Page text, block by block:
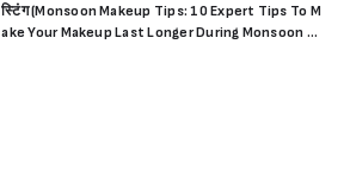
स्टिंग (Monsoon Makeup Tips: 10 Expert Tips To M
ake Your Makeup Last Longer During Monsoon S